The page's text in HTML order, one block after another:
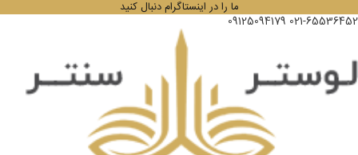
ما را در اینستاگرام دنبال کنید
021-65536452
09125094179